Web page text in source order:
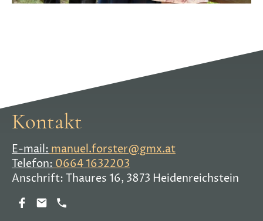
Kontakt
E-mail:manuel.forster@gmx.at
Telefon:0664 1632203
Anschrift: Thaures 16, 3873 Heidenreichstein